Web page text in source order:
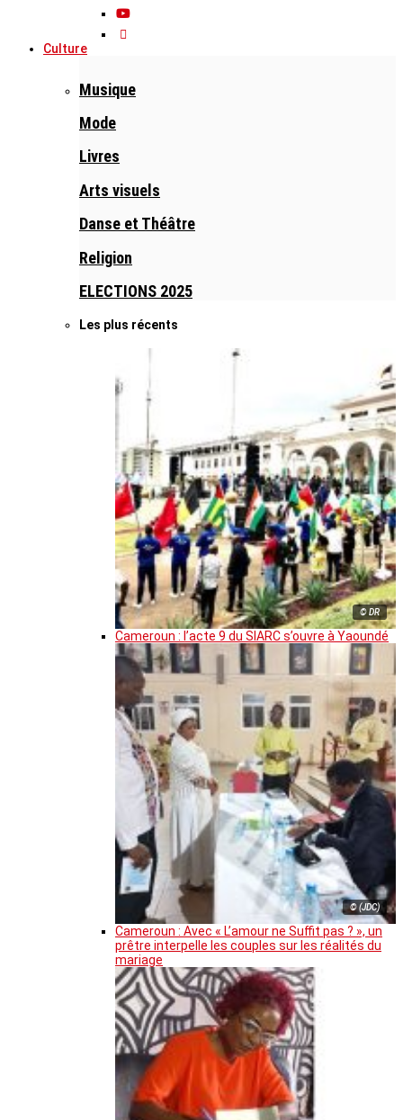
Culture
Musique
Mode
Livres
Arts visuels
Danse et Théâtre
Religion
ELECTIONS 2025
Les plus récents
© DR
Cameroun : l’acte 9 du SIARC s’ouvre à Yaoundé
© (JDC)
Cameroun : Avec « L’amour ne Suffit pas ? », un
prêtre interpelle les couples sur les réalités du
mariage